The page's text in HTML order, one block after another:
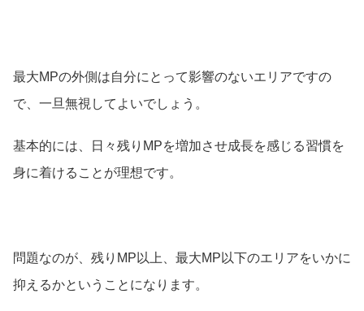
最大MPの外側は自分にとって影響のないエリアですの
で、一旦無視してよいでしょう。
基本的には、日々残りMPを増加させ成長を感じる習慣を
身に着けることが理想です。
問題なのが、残りMP以上、最大MP以下のエリアをいかに
抑えるかということになります。